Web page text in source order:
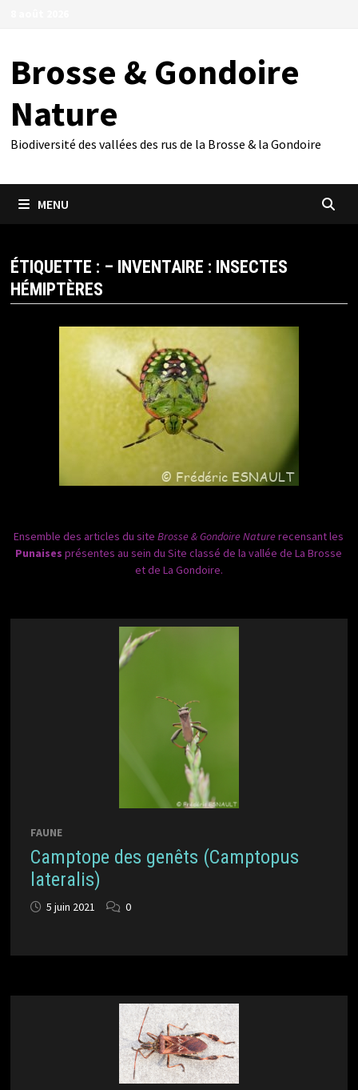
Brosse & Gondoire
Nature
Biodiversité des vallées des rus de la Brosse & la Gondoire
MENU
ÉTIQUETTE : – INVENTAIRE : INSECTES
HÉMIPTÈRES
Ensemble des articles du siteBrosse & Gondoire Naturerecensant les
Punaises présentes au sein du Site classé de la vallée de La Brosse
et de La Gondoire.
FAUNE
Camptope des genêts (Camptopus
lateralis)
5 juin 2021 0